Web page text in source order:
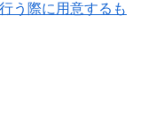
う際に用意するも